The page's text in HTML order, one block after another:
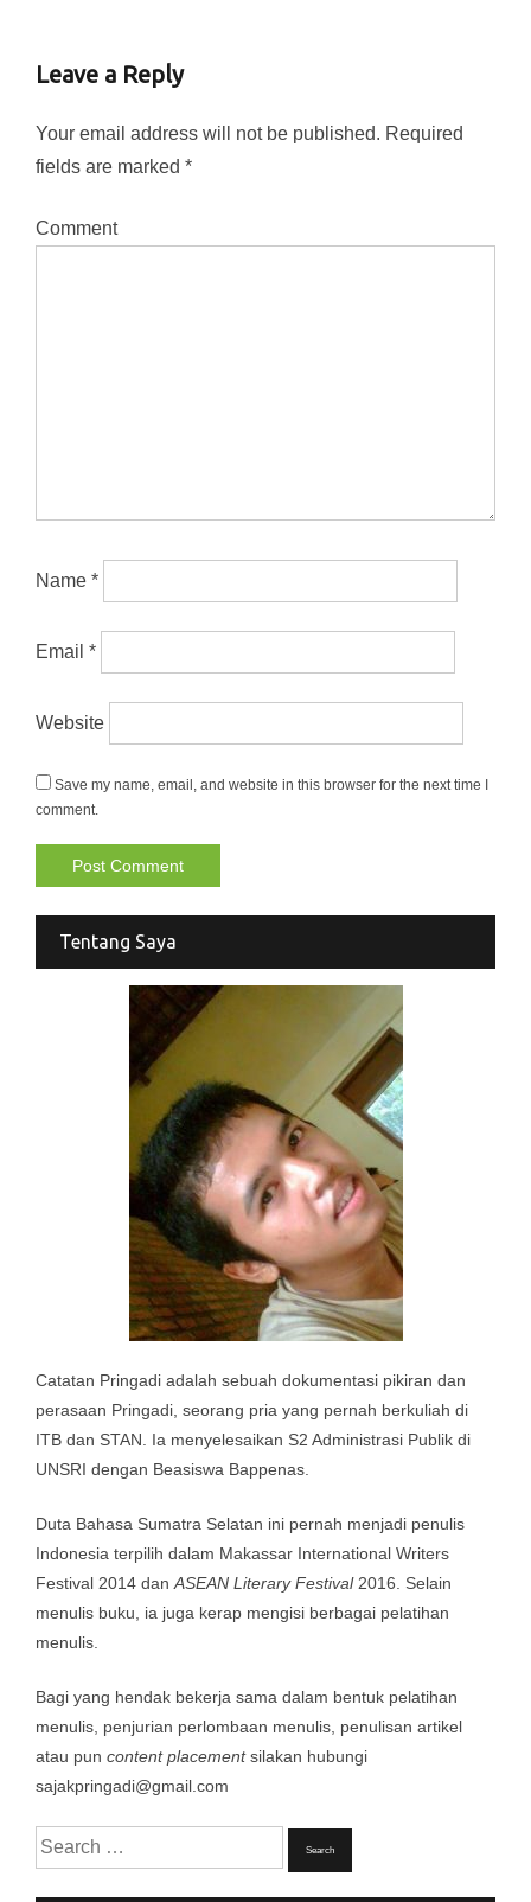
Leave a Reply
Your email address will not be published. Required
fields are marked *
Comment
Name *
Email *
Website
Save my name, email, and website in this browser for the next time I
comment.
Tentang Saya
Catatan Pringadi adalah sebuah dokumentasi pikiran dan
perasaan Pringadi, seorang pria yang pernah berkuliah di
ITB dan STAN. Ia menyelesaikan S2 Administrasi Publik di
UNSRI dengan Beasiswa Bappenas.
Duta Bahasa Sumatra Selatan ini pernah menjadi penulis
Indonesia terpilih dalam Makassar International Writers
Festival 2014 danASEAN Literary Festival2016. Selain
menulis buku, ia juga kerap mengisi berbagai pelatihan
menulis.
Bagi yang hendak bekerja sama dalam bentuk pelatihan
menulis, penjurian perlombaan menulis, penulisan artikel
atau pun content placementsilakan hubungi
sajakpringadi@gmail.com
Search
for: